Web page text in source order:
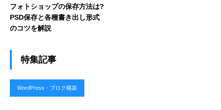
フォトショップの保存方法は?
PSD保存と各種書き出し形式
のコツを解説
特集記事
WordPress・ブログ構築